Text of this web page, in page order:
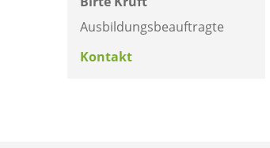
Ausbildungsbeauftragte
Kontakt